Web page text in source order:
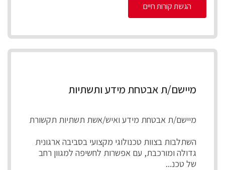
הגשת קורות חיים
מיישם/ת אבטחת מידע ותשתיות
מיישם/ת אבטחת מידע ואיש/אשת תשתיות תקשורת
השתלבות בצוות טכנולוגי מקצועי בסביבה ארגונית
גדולה ומורכבת, עם אפשרות לחשיפה למגוון רחב
של טכנ...